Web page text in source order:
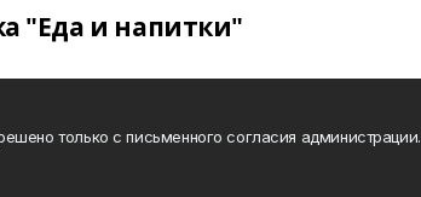
"Еда и напитки"
только с письменного согласия администрации.